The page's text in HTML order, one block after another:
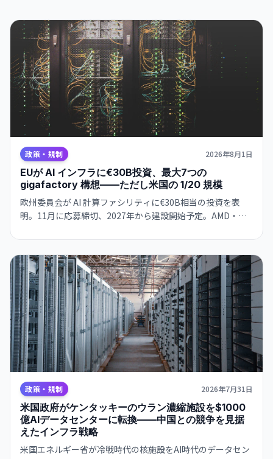
政策・規制 2026年8月1日
EUが AI インフラに€30B投資、最大7つの
gigafactory 構想——ただし米国の 1/20 規模
欧州委員会が AI 計算ファシリティに€30B相当の投資を表
明。11月に応募締切、2027年から建設開始予定。AMD・
政策・規制 2026年7月31日
米国政府がケンタッキーのウラン濃縮施設を$1000
億AIデータセンターに転換——中国との競争を見据
えたインフラ戦略
米国エネルギー省が冷戦時代の核施設をAI時代のデータセン